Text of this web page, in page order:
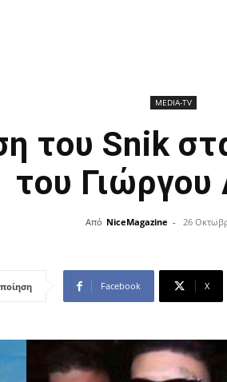
ΜEDIA-TV
του Snik
του Γιώργου
Από NiceMagazine - 26
Facebook X